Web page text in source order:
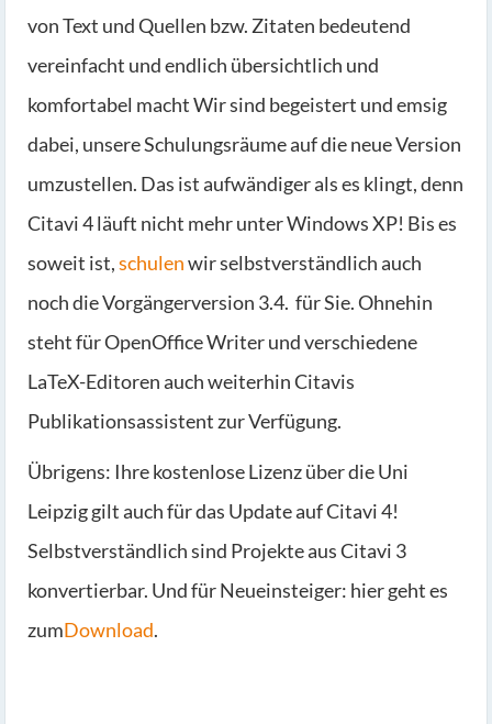
von Text und Quellen bzw. Zitaten bedeutend
vereinfacht und endlich übersichtlich und
komfortabel macht Wir sind begeistert und emsig
dabei, unsere Schulungsräume auf die neue Version
umzustellen. Das ist aufwändiger als es klingt, denn
Citavi 4 läuft nicht mehr unter Windows XP! Bis es
soweit ist,schulenwir selbstverständlich auch
noch die Vorgängerversion 3.4. für Sie. Ohnehin
steht für OpenOffice Writer und verschiedene
LaTeX-Editoren auch weiterhin Citavis
Publikationsassistent zur Verfü­gung.
Übrigens: Ihre kostenlose Lizenz über die Uni
Leipzig gilt auch für das Update auf Citavi 4!
Selbstverständlich sind Projekte aus Citavi 3
konvertierbar. Und für Neueinsteiger: hier geht es
zumDownload.